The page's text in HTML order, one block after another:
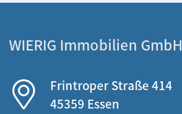
WIERIG Immobilien GmbH
Frintroper Straße 414
45359 Essen